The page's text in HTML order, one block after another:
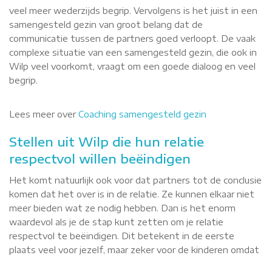
veel meer wederzijds begrip. Vervolgens is het juist in een
samengesteld gezin van groot belang dat de
communicatie tussen de partners goed verloopt. De vaak
complexe situatie van een samengesteld gezin, die ook in
Wilp veel voorkomt, vraagt om een goede dialoog en veel
begrip.
Lees meer overCoaching samengesteld gezin
Stellen uit Wilp die hun relatie
respectvol willen beëindigen
Het komt natuurlijk ook voor dat partners tot de conclusie
komen dat het over is in de relatie. Ze kunnen elkaar niet
meer bieden wat ze nodig hebben. Dan is het enorm
waardevol als je de stap kunt zetten om je relatie
respectvol te beëindigen. Dit betekent in de eerste
plaats veel voor jezelf, maar zeker voor de kinderen omdat